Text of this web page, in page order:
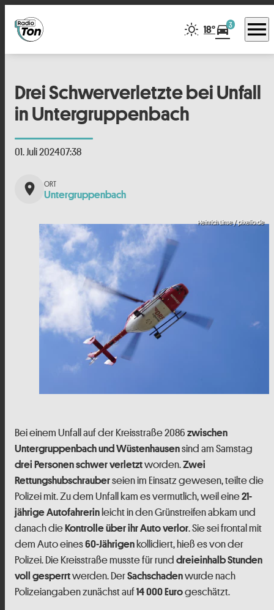
18°directions_car3 menu
Drei Schwerverletzte bei Unfall
in Untergruppenbach
01. Juli 202407:38
place Untergruppenbach
Heinrich Linse / pixelio.de
Bei einem Unfall auf der Kreisstraße 2086 zwischen
Untergruppenbach und Wüstenhausensind am Samstag
drei Personenschwer verletztworden.Zwei
Rettungshubschrauberseien im Einsatz gewesen, teilte die
Polizei mit. Zu dem Unfall kam es vermutlich, weil eine21-
jährige Autofahrerinleicht in den Grünstreifen abkam und
danach dieKontrolle über ihr Auto verlor. Sie sei frontal mit
dem Auto eines60-Jährigenkollidiert, hieß es von der
Polizei. Die Kreisstraße musste für rund dreieinhalb Stunden
voll gesperrtwerden. DerSachschadenwurde nach
Polizeiangaben zunächst auf14 000 Eurogeschätzt.